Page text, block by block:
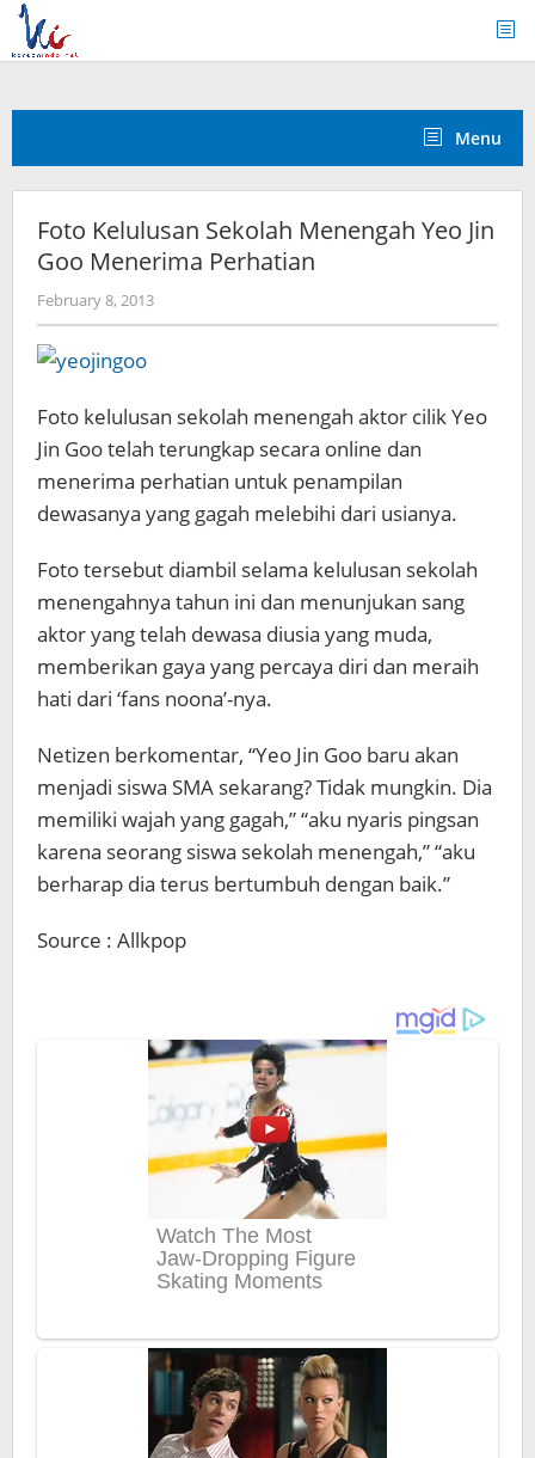
Skip
content
Menu
Foto Kelulusan Sekolah Menengah Yeo Jin
Goo Menerima Perhatian
February 8, 2013by
Koreanindo
Foto kelulusan sekolah menengah aktor cilik Yeo
Jin Goo telah terungkap secara online dan
menerima perhatian untuk penampilan
dewasanya yang gagah melebihi dari usianya.
Foto tersebut diambil selama kelulusan sekolah
menengahnya tahun ini dan menunjukan sang
aktor yang telah dewasa diusia yang muda,
memberikan gaya yang percaya diri dan meraih
hati dari ‘fans noona’-nya.
Netizen berkomentar, “Yeo Jin Goo baru akan
menjadi siswa SMA sekarang? Tidak mungkin. Dia
memiliki wajah yang gagah,” “aku nyaris pingsan
karena seorang siswa sekolah menengah,” “aku
berharap dia terus bertumbuh dengan baik.”
Source : Allkpop